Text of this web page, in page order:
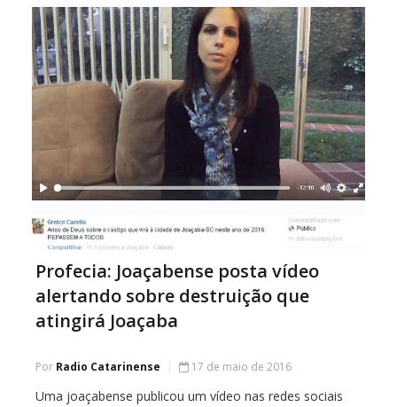
dos […]
Profecia: Joaçabense posta vídeo
alertando sobre destruição que
atingirá Joaçaba
Por Radio Catarinense 17 de maio de 2016
Uma joaçabense publicou um vídeo nas redes sociais